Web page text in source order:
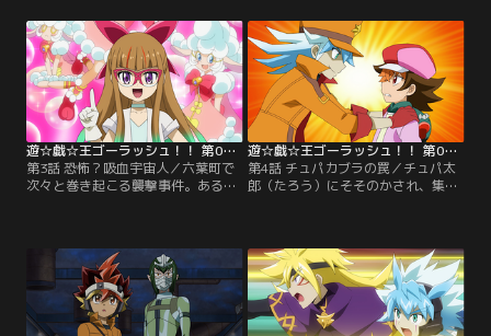
人を探しては、ムダに苦労する毎日
を送っていた……そう、あの日まで
は！！できたてほやほやのミステリ
ーサークルで、ついにホンモノの宇
宙船を見つけた遊飛と遊歩。おそる
おそる宇宙船に足を…。【提供：バ
ンダイチャンネル】
滞在迷惑異星人として投降を求めら
れたユウディアスは、自らの自由を
懸けてマナブとデュエルをすること
に！【提供：バンダイチャンネル】
遊☆戯☆王ゴーラッシュ！！ 第03話
第3話 恐怖？吸血宇宙人／六葉町で
次々と巻き起こる襲撃事件。ある者
ぎ）さんまでもが犯人の毒牙にかか
ってしまう。一見、なんの関連も無
さそうな被害者たちの、意外な共通
点とは…。【提供：バンダイチャン
ネル】
遊☆戯☆王ゴーラッシュ！！ 第04話
第4話 チュパカブラの罠／チュパ太
郎（たろう）にそそのかされ、集積
ディアスだったが、ついに捕らえら
れて絶体絶命のピンチに陥ってしま
う。一方、慌てた様子の遊飛も集積
所に現れ…。【提供：バンダイチャ
ンネル】